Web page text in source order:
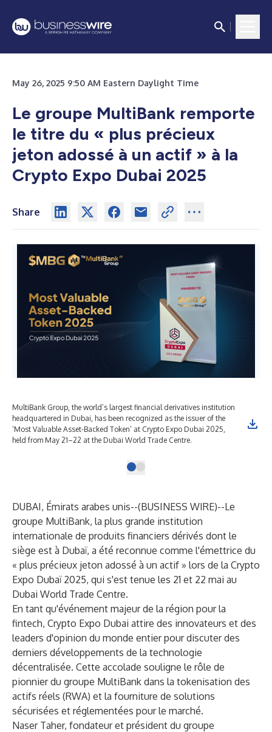
May 26, 2025 9:50 AM Eastern Daylight Time
Le groupe MultiBank remporte
le titre du « plus précieux
jeton adossé à un actif » à la
Crypto Expo Dubai 2025
Share
MultiBank Group, the world’s largest financial derivatives institution
headquartered in Dubai, has been recognized as the issuer of the
‘Most Valuable Asset-Backed Token’ at Crypto Expo Dubai 2025,
held from May 21–22 at the Dubai World Trade Centre.
DUBAI, Émirats arabes unis--(BUSINESS WIRE)--Le
groupe MultiBank, la plus grande institution
internationale de produits financiers dérivés dont le
siège est à Dubaï, a été reconnue comme l'émettrice du
« plus précieux jeton adossé à un actif » lors de la Crypto
Expo Dubaï 2025, qui s'est tenue les 21 et 22 mai au
Dubai World Trade Centre.
En tant qu'événement majeur de la région pour la
fintech, Crypto Expo Dubai attire des innovateurs et des
leaders d'opinion du monde entier pour discuter des
derniers développements de la technologie
décentralisée. Cette accolade souligne le rôle de
pionnier du groupe MultiBank dans la tokenisation des
actifs réels (RWA) et la fourniture de solutions
sécurisées et réglementées pour le marché.
Naser Taher, fondateur et président du groupe